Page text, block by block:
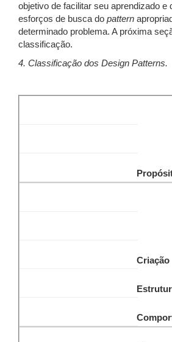
objetivo de facilitar seu aprendizado e
esforços de busca do pattern
determinado problema. A próxima
classificação.
4. Classificação dos Design Patterns.
Criação